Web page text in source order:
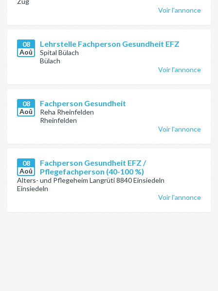
Voir l'annonce
08
Aoû
Lehrstelle Fachperson Gesundheit EFZ
Spital Bülach
Bülach
Voir l'annonce
08
Aoû
Fachperson Gesundheit
Reha Rheinfelden
Rheinfelden
Voir l'annonce
08
Aoû
Fachperson Gesundheit EFZ /
Pflegefachperson (40-100 %)
Alters- und Pflegeheim Langrüti 8840 Einsiedeln
Einsiedeln
Voir l'annonce